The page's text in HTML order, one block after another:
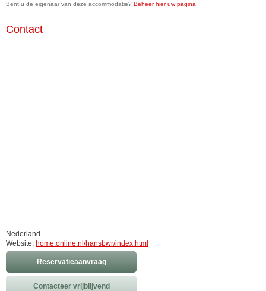
Bent u de eigenaar van deze accommodatie? Beheer hier uw pagina
Contact
Nederland
Website: home.online.nl/hansbwr/index.html
Reservatieaanvraag
Contacteer vrijblijvend